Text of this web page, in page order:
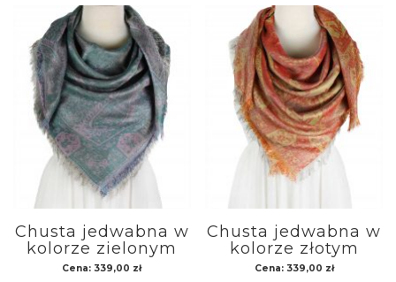
Chusta jedwabna w
kolorze zielonym
Cena: 339,00 zł
Chusta jedwabna w
kolorze złotym
Cena: 339,00 zł